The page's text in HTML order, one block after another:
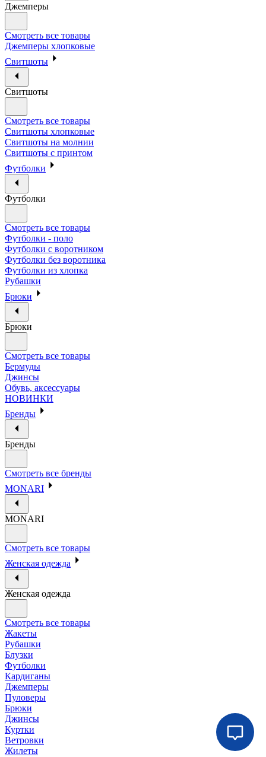
Джемперы
Смотреть все товары
Джемперы хлопковые
Свитшоты
Свитшоты
Смотреть все товары
Свитшоты хлопковые
Свитшоты на молнии
Свитшоты с принтом
Футболки
Футболки
Смотреть все товары
Футболки - поло
Футболки с воротником
Футболки без воротника
Футболки из хлопка
Рубашки
Брюки
Брюки
Смотреть все товары
Бермуды
Джинсы
Обувь, аксессуары
НОВИНКИ
Бренды
Бренды
Смотреть все бренды
MONARI
MONARI
Смотреть все товары
Женская одежда
Женская одежда
Смотреть все товары
Жакеты
Рубашки
Блузки
Футболки
Кардиганы
Джемперы
Пуловеры
Брюки
Джинсы
Куртки
Ветровки
Жилеты